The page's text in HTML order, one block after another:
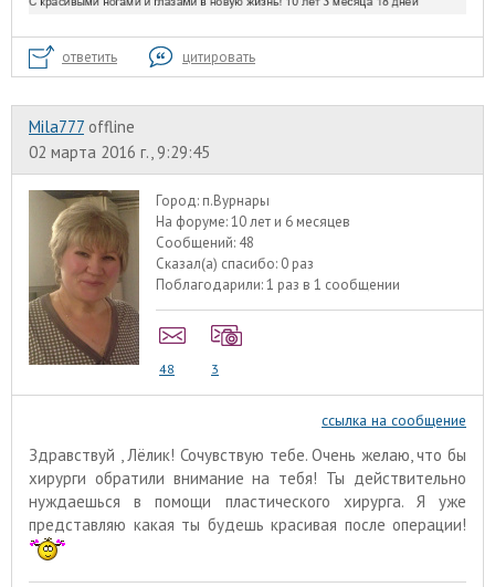
ответить цитировать
Mila777 offline
02 марта 2016 г., 9:29:45
Город: п.Вурнары
На форуме:10 лет и 6 месяцев
Сообщений: 48
Сказал(а) спасибо: 0 раз
Поблагодарили:1 раз в 1 сообщении
48 3
ссылка на сообщение
Здравствуй , Лёлик! Сочувствую тебе. Очень желаю, что бы
хирурги обратили внимание на тебя! Ты действительно
нуждаешься в помощи пластического хирурга. Я уже
представляю какая ты будешь красивая после операции!